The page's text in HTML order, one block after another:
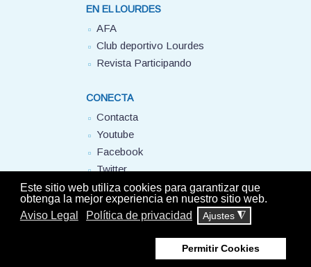
Este sitio web utiliza cookies para garantizar que
obtenga la mejor experiencia en nuestro sitio web.
Aviso Legal
Política de privacidad Ajustes ◮
Permitir Cookies
EN EL LOURDES
AFA
Club deportivo Lourdes
Revista Participando
CONECTA
Contacta
Youtube
Facebook
Twitter
FUHEM
Política de privacidad